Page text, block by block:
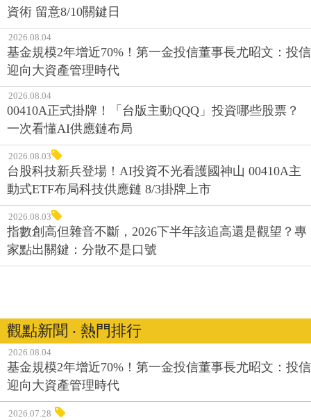
資術 留意8/10關鍵日
2026.08.04
基金規模2年增近70%！第一金投信董事長尤昭文：投信
迎向大資產管理時代
2026.08.04
00410A正式掛牌！「台版主動QQQ」投資哪些股票？
一次看懂AI供應鏈布局
2026.08.03
台股科技新兵登場！AI投資不光看護國神山 00410A主
動式ETF布局科技供應鏈 8/3掛牌上市
2026.08.03
指數創高但雜音不斷，2026下半年該追高還是觀望？專
家點出關鍵：分散不是口號
觀點新聞 ‧ 熱門排行
2026.08.04
基金規模2年增近70%！第一金投信董事長尤昭文：投信
迎向大資產管理時代
2026.07.28